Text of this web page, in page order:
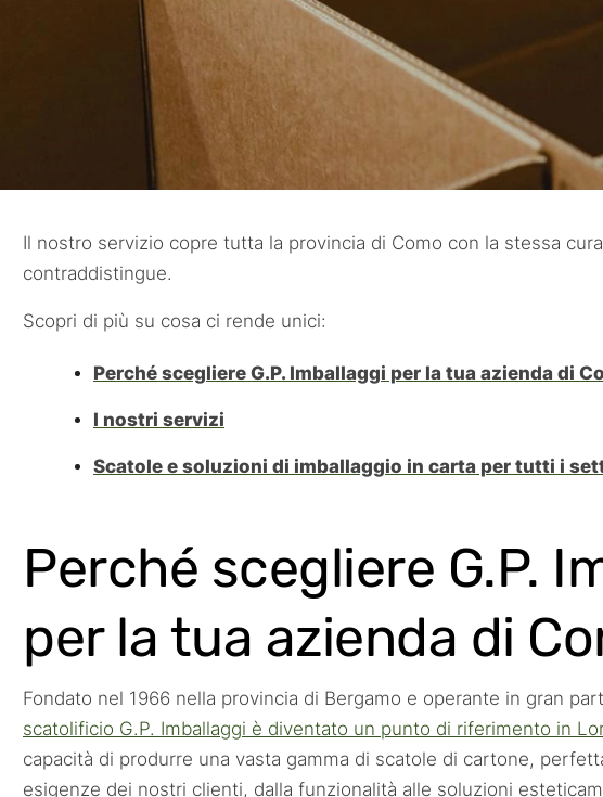
Il nostro servizio copre tutta la provincia di Como con la stessa
contraddistingue.
Scopri di più su cosa ci rende unici:
Perché scegliere G.P. Imballaggi per la tua azienda di
I nostri servizi
Scatole e soluzioni di imballaggio in carta per tutti i
Perché scegliere G.P.
per la tua azienda di
Fondato nel 1966 nella provincia di Bergamo e operante in gran
scatolificio G.P. Imballaggi è diventato un punto di riferimento in
capacità di produrre una vasta gamma di scatole di cartone,
esigenze dei nostri clienti, dalla funzionalità alle soluzioni